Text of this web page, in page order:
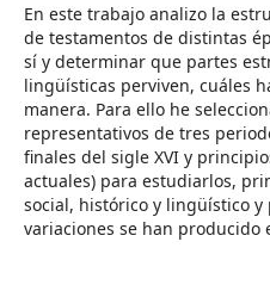
En este trabajo analizo la
de testamentos de distintas
sí y determinar que partes
lingüísticas perviven, cuáles
manera. Para ello he
representativos de tres
finales del sigle XVI y
actuales) para estudiarlos,
social, histórico y lingüístico y
variaciones se han producido